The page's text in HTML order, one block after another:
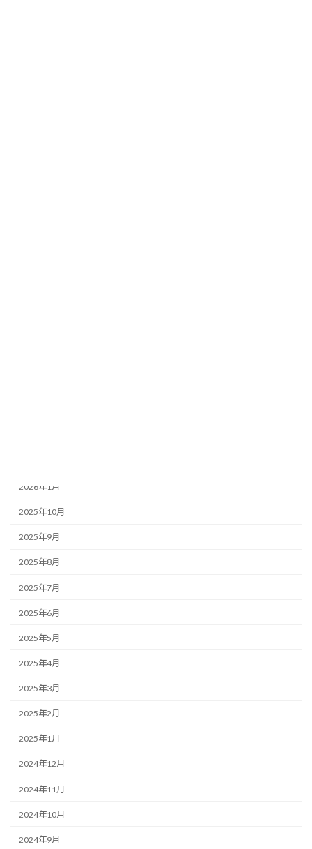
2026年1月
2025年10月
2025年9月
2025年8月
2025年7月
2025年6月
2025年5月
2025年4月
2025年3月
2025年2月
2025年1月
2024年12月
2024年11月
2024年10月
2024年9月